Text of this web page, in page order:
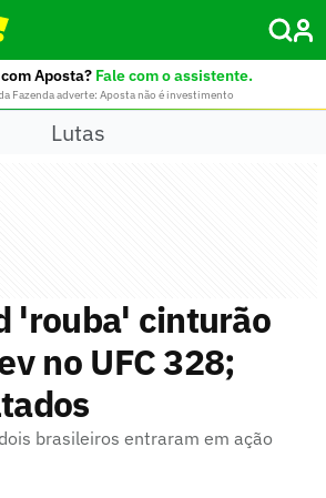
Aposta? Fale com o assistente.
Fazenda adverte: Aposta não é investimento
Lutas
'rouba' cinturão
no UFC 328;
brasileiros entraram em ação